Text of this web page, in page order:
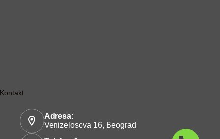
Kontakt
Adresa:
Venizelosova 16, Beograd